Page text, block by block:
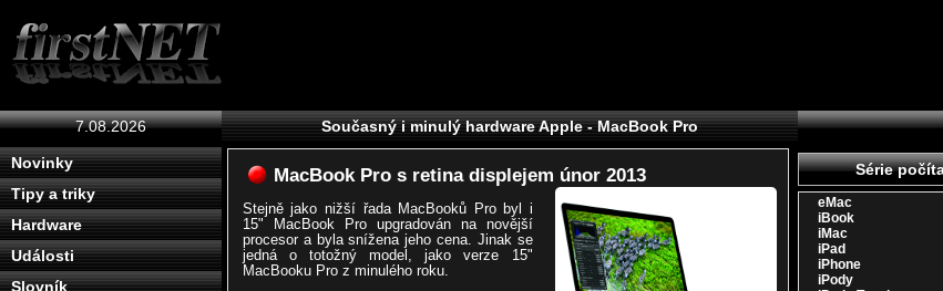
7.08.2026
Novinky
Tipy a triky
Hardware
Události
Slovník
Současný i minulý hardware Apple - MacBook Pro
MacBook Pro s retina displejem únor 2013
Stejně jako nižší řada MacBooků Pro byl i
15" MacBook Pro upgradován na novější
procesor a byla snížena jeho cena. Jinak se
jedná o totožný model, jako verze 15"
MacBooku Pro z minulého roku.
Série
eMac
iBook
iMac
iPad
iPhone
iPody